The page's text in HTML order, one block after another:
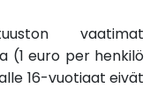
vaatimat
(1 euro per henkilö
16-vuotiaat eivät